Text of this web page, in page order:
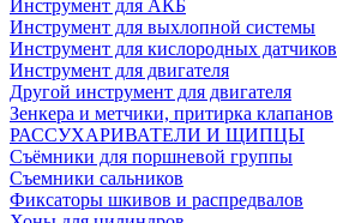
Инструмент для АКБ
Инструмент для выхлопной системы
Инструмент для кислородных датчиков
Инструмент для двигателя
Другой инструмент для двигателя
Зенкера и метчики, притирка клапанов
РАССУХАРИВАТЕЛИ И ЩИПЦЫ
Съёмники для поршневой группы
Съемники сальников
Фиксаторы шкивов и распредвалов